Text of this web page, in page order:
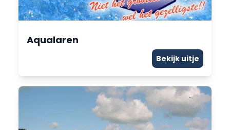
Aqualaren
Bekijk uitje